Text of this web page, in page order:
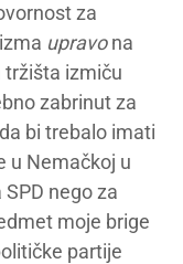
za
upravona
tržišta izmiču
zabrinut za
bi trebalo imati
u Nemačkoj u
nego za
moje brige
partije